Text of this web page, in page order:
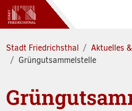
Zum Hauptinhalt springen
Stadt Friedrichsthal Aktuelles
Grüngutsammelstelle